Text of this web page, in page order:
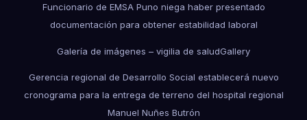
Funcionario de EMSA Puno niega haber presentado
documentación para obtener estabilidad laboral
Galería de imágenes – vigilia de saludGallery
Gerencia regional de Desarrollo Social establecerá nuevo
cronograma para la entrega de terreno del hospital regional
Manuel Nuñes Butrón